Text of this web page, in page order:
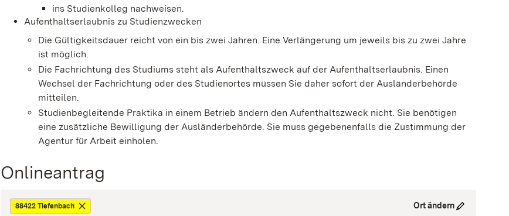
ins Studienkolleg nachweisen.
Aufenthaltserlaubnis zu Studienzwecken
Die Gültigkeitsdauer reicht von ein bis zwei Jahren. Eine Verlängerung um jeweils bis zu zwei Jahre
ist möglich.
Die Fachrichtung des Studiums steht als Aufenthaltszweck auf der Aufenthaltserlaubnis. Einen
Wechsel der Fachrichtung oder des Studienortes müssen Sie daher sofort der Ausländerbehörde
mitteilen.
Studienbegleitende Praktika in einem Betrieb ändern den Aufenthaltszweck nicht. Sie benötigen
eine zusätzliche Bewilligung der Ausländerbehörde. Sie muss gegebenenfalls die Zustimmung der
Agentur für Arbeit einholen.
Onlineantrag
88422 Tiefenbach Ort ändern